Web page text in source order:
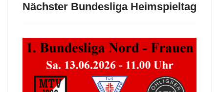
Nächster Bundesliga Heimspieltag